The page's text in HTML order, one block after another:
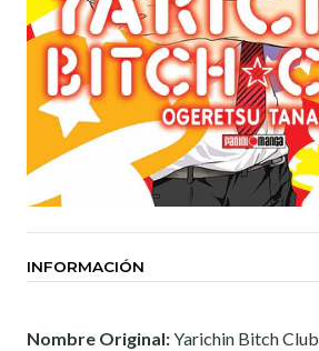
INFORMACIÓN
Nombre Original:Yarichin Bitch Club